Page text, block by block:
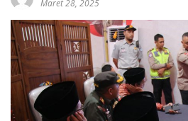
Maret 28, 2025